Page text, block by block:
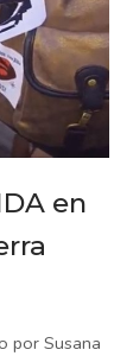
en
por Susana